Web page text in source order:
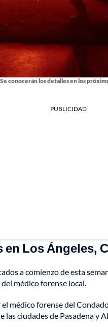
Se conocerán los detalles en los
PUBLICIDAD
Los Ángeles,
a comienzo de esta
médico forense local.
médico forense del
las ciudades de Pasadena y